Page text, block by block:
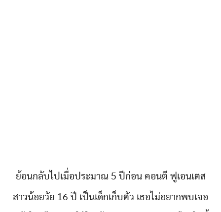
ย้อนกลับไปเมื่อประมาณ 5 ปีก่อน คอนตี ฟูเอนเตส
สาวน้อยวัย 16 ปี เป็นเด็กเก็บตัว เธอไม่อยากพบเจอ